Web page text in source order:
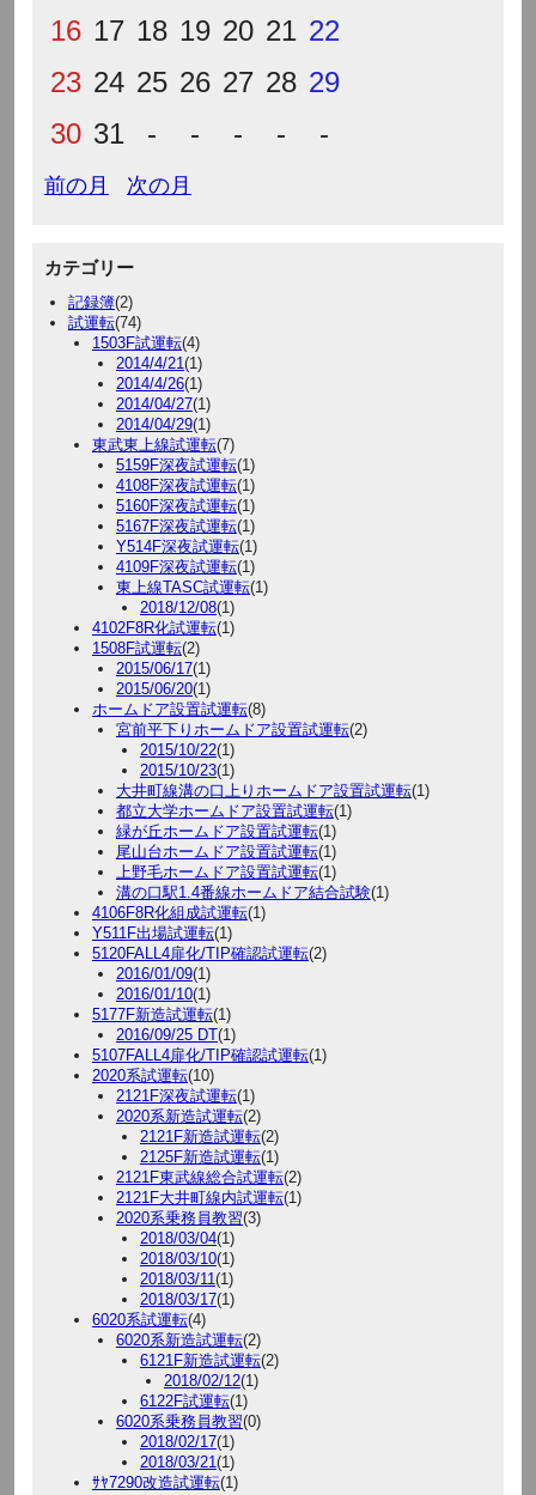
16 17 18 19 20 21 22
23 24 25 26 27 28 29
30 31 - - - - -
前の月 次の月
カテゴリー
記録簿(2)
試運転(74)
1503F試運転(4)
2014/4/21 (1)
2014/4/26(1)
2014/04/27(1)
2014/04/29(1)
東武東上線試運転(7)
5159F深夜試運転(1)
4108F深夜試運転(1)
5160F深夜試運転(1)
5167F深夜試運転(1)
Y514F深夜試運転(1)
4109F深夜試運転(1)
東上線TASC試運転(1)
2018/12/08(1)
4102F8R化試運転(1)
1508F試運転(2)
2015/06/17(1)
2015/06/20(1)
ホームドア設置試運転(8)
宮前平下りホームドア設置試運転(2)
2015/10/22(1)
2015/10/23(1)
大井町線溝の口上りホームドア設置試運転(1)
都立大学ホームドア設置試運転(1)
緑が丘ホームドア設置試運転(1)
尾山台ホームドア設置試運転(1)
上野毛ホームドア設置試運転(1)
溝の口駅1.4番線ホームドア結合試験(1)
4106F8R化組成試運転(1)
Y511F出場試運転(1)
5120FALL4扉化/TIP確認試運転(2)
2016/01/09(1)
2016/01/10(1)
5177F新造試運転(1)
2016/09/25 DT(1)
5107FALL4扉化/TIP確認試運転(1)
2020系試運転(10)
2121F深夜試運転(1)
2020系新造試運転(2)
2121F新造試運転(2)
2125F新造試運転(1)
2121F東武線総合試運転(2)
2121F大井町線内試運転(1)
2020系乗務員教習(3)
2018/03/04(1)
2018/03/10(1)
2018/03/11 (1)
2018/03/17(1)
6020系試運転(4)
6020系新造試運転(2)
6121F新造試運転(2)
2018/02/12(1)
6122F試運転(1)
6020系乗務員教習(0)
2018/02/17(1)
2018/03/21 (1)
ｻﾔ7290改造試運転(1)